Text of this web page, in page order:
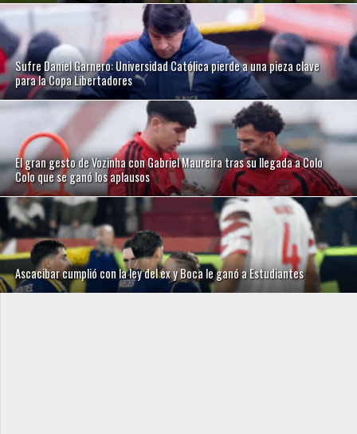
Sufre Daniel Garnero: Universidad Católica pierde a una pieza clave
para la Copa Libertadores
El gran gesto de Vozinha con Gabriel Maureira tras su llegada a Colo
Colo que se ganó los aplausos
Ascacibar cumplió con la ley del ex y Boca le ganó a Estudiantes